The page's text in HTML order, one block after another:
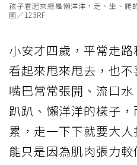
孩子看起來總是懶洋洋，走、坐、爬
圖／123RF
小安才四歲，平常走
看起來甩來甩去，也不
嘴巴常常張開、流口
趴趴、懶洋洋的樣子
累，走一下下就要大
能只是因為肌肉張力較